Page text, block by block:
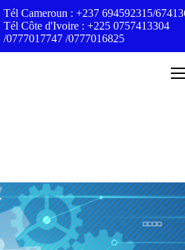
Tél Cameroun : +237 694592315/
Tél Côte d'Ivoire : +225 0757413304
/0777017747 /0777016825